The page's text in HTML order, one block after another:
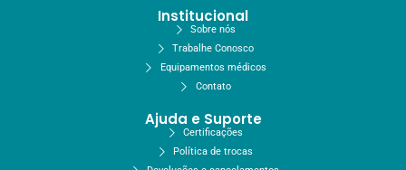
Institucional
Sobre nós
Trabalhe Conosco
Equipamentos médicos
Contato
Ajuda e Suporte
Certificações
Política de trocas